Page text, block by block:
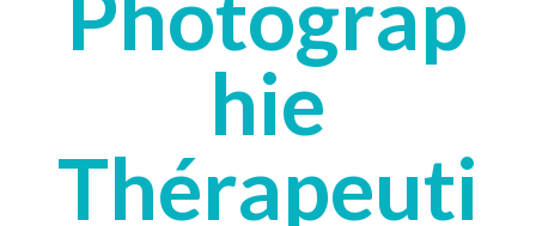
hie
Thérapeuti